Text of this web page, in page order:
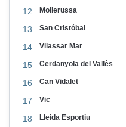
12 Mollerussa
13 San Cristóbal
14 Vilassar Mar
15 Cerdanyola del Vallès
16 Can Vidalet
17 Vic
18 Lleida Esportiu